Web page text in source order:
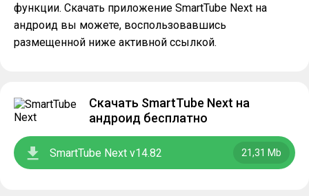
функции. Скачать приложение SmartTube Next на
андроид вы можете, воспользовавшись
размещенной ниже активной ссылкой.
Скачать SmartTube Next на
андроид бесплатно
SmartTube Next v14.82 21,31 Mb